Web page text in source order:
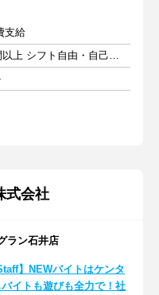
支給
週1日以上 1日1時間以上 シフト自由・自己申告
式会社
ラン石井店
】NEWバイトはケンタ
イトも遊びも全力で！社